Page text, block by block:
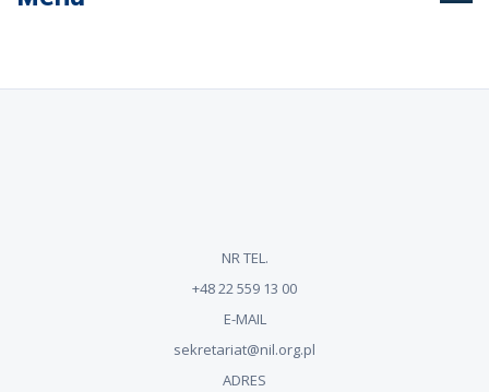
NR TEL.
+48 22 559 13 00
E-MAIL
sekretariat@nil.org.pl
ADRES